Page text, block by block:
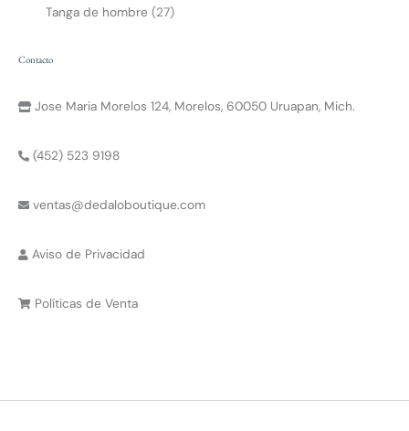
Tanga de hombre
27
Contacto
Jose Maria Morelos 124, Morelos, 60050 Uruapan, Mich.
(452) 523 9198
ventas@dedaloboutique.com
Aviso de Privacidad
Políticas de Venta